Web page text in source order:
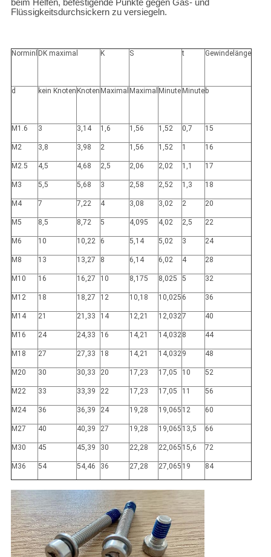
beim Helfen, befestigende Punkte gegen Gas- und
Flüssigkeitsdurchsickern zu versiegeln.
Norminl DK maximal K S t Gewindelänge
d kein Knoten Knoten Maximal Maximal Minute Minute b
M1.6 3 3,14 1,6 1,56 1,52 0,7 15
M2 3,8 3,98 2 1,56 1,52 1 16
M2.5 4,5 4,68 2,5 2,06 2,02 1,1 17
M3 5,5 5,68 3 2,58 2,52 1,3 18
M4 7 7,22 4 3,08 3,02 2 20
M5 8,5 8,72 5 4,095 4,02 2,5 22
M6 10 10,22 6 5,14 5,02 3 24
M8 13 13,27 8 6,14 6,02 4 28
M10 16 16,27 10 8,175 8,025 5 32
M12 18 18,27 12 10,18 10,025 6 36
M14 21 21,33 14 12,21 12,0327 40
M16 24 24,33 16 14,21 14,0328 44
M18 27 27,33 18 14,21 14,0329 48
M20 30 30,33 20 17,23 17,05 10 52
M22 33 33,39 22 17,23 17,05 11 56
M24 36 36,39 24 19,28 19,065 12 60
M27 40 40,39 27 19,28 19,065 13,5 66
M30 45 45,39 30 22,28 22,065 15,6 72
M36 54 54,46 36 27,28 27,065 19 84